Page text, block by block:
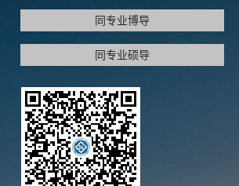
同专业博导
同专业硕导